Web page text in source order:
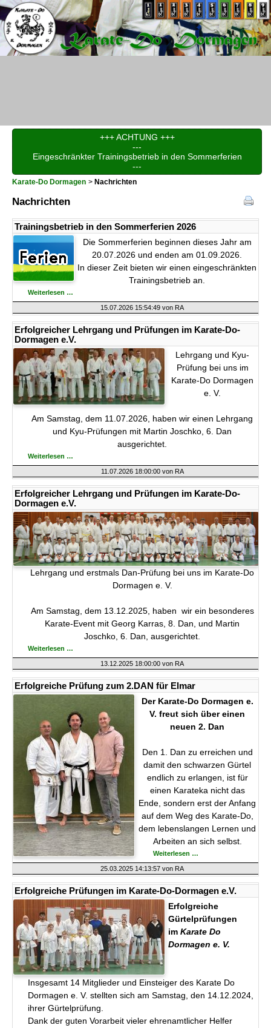
+++ ACHTUNG +++
---
Eingeschränkter Trainingsbetrieb in den Sommerferien
---
Karate-Do Dormagen Nachrichten
Nachrichten
Trainingsbetrieb in den Sommerferien 2026
Die Sommerferien beginnen dieses Jahr am
20.07.2026 und enden am 01.09.2026.
In dieser Zeit bieten wir einen eingeschränkten
Trainingsbetrieb an.
Weiterlesen …
den
Sommerferien
15.07.2026 15:54:49 von RA
Erfolgreicher Lehrgang und Prüfungen im Karate-Do-
Dormagen e.V.
Lehrgang und Kyu-
Prüfung bei uns im
Karate-Do Dormagen
e. V.
Am Samstag, dem 11.07.2026, haben wir einen Lehrgang
und Kyu-Prüfungen mit Martin Joschko, 6. Dan
ausgerichtet.
Weiterlesen …
und
Prüfungen
Karate-
Do-
Dormagen
e.V.
11.07.2026 18:00:00von RA
Erfolgreicher Lehrgang und Prüfungen im Karate-Do-
Dormagen e.V.
Lehrgang und erstmals Dan-Prüfung bei uns im Karate-Do
Dormagen e. V.
Am Samstag, dem 13.12.2025, haben wir ein besonderes
Karate-Event mit Georg Karras, 8. Dan, und Martin
Joschko, 6. Dan, ausgerichtet.
Weiterlesen …
und
Prüfungen
Karate-
Do-
Dormagen
13.12.2025 18:00:00 von RA
Erfolgreiche Prüfung zum 2.DAN für Elmar
Der Karate-Do Dormagen e.
V. freut sich über einen
neuen 2. Dan
Den 1. Dan zu erreichen und
damit den schwarzen Gürtel
endlich zu erlangen, ist für
einen Karateka nicht das
Ende, sondern erst der Anfang
auf dem Weg des Karate-Do,
dem lebenslangen Lernen und
Arbeiten an sich selbst.
Weiterlesen …
zum
2.DAN
Elmar
25.03.2025 14:13:57 von RA
Erfolgreiche Prüfungen im Karate-Do-Dormagen e.V.
Erfolgreiche
Gürtelprüfungen
im Karate Do
Dormagen e. V.
Insgesamt 14 Mitglieder und Einsteiger des Karate Do
Dormagen e. V. stellten sich am Samstag, den 14.12.2024,
ihrer Gürtelprüfung.
Dank der guten Vorarbeit vieler ehrenamtlicher Helfer